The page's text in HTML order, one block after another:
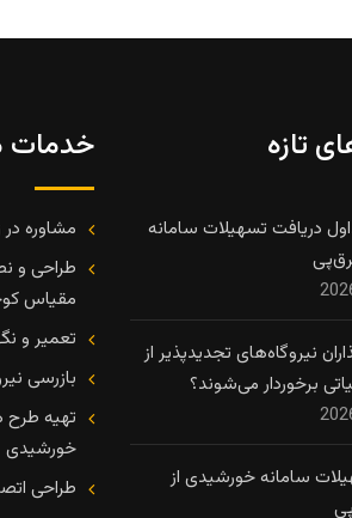
تازه
دریافت تسهیلات سامانه
نیروگاه‌های تجدیدپذیر از
برخوردار می‌شوند؟
سامانه خورشیدی از
خدمات
مشاوره
طراحی و
مقیاس
تعمیر و
بازرسی
تهیه طرح
خورشیدی
طراحی